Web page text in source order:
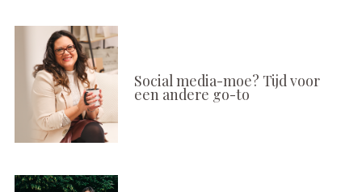
Social media-moe? Tijd voor
een andere go-to